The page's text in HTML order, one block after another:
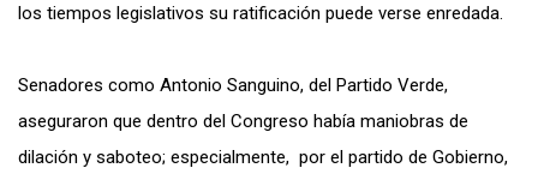
los tiempos legislativos su ratificación puede verse enredada.
Senadores como Antonio Sanguino, del Partido Verde,
aseguraron que dentro del Congreso había maniobras de
dilación y saboteo; especialmente, por el partido de Gobierno,